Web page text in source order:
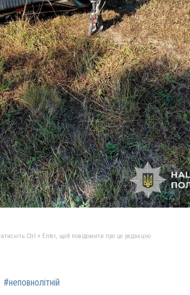
Ctrl + Enter, щоб повідомити про це редакцію
#неповнолітній